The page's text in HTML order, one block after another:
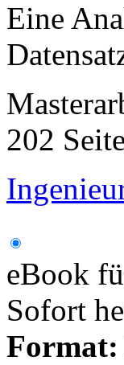
Eine
202
eBook
Sofort
Format: